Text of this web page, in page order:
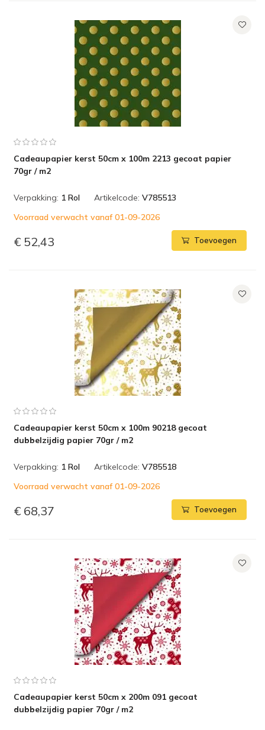
Cadeaupapier kerst 50cm x 100m 2213 gecoat papier
70gr / m2
Verpakking: 1 Rol Artikelcode: V785513
Voorraad verwacht vanaf 01-09-2026
€ 52,43 Toevoegen
Cadeaupapier kerst 50cm x 100m 90218 gecoat
dubbelzijdig papier 70gr / m2
Verpakking: 1 Rol Artikelcode: V785518
Voorraad verwacht vanaf 01-09-2026
€ 68,37 Toevoegen
Cadeaupapier kerst 50cm x 200m 091 gecoat
dubbelzijdig papier 70gr / m2